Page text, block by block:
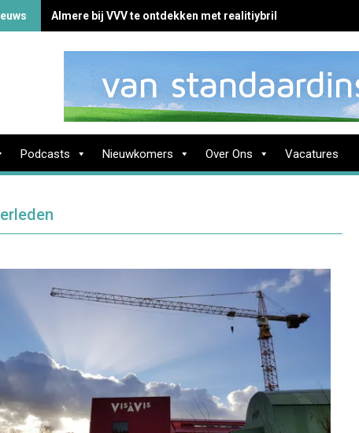
Almere bij VVV te ontdekken met realitiybril
Podcasts Nieuwkomers Over Ons Vacatures